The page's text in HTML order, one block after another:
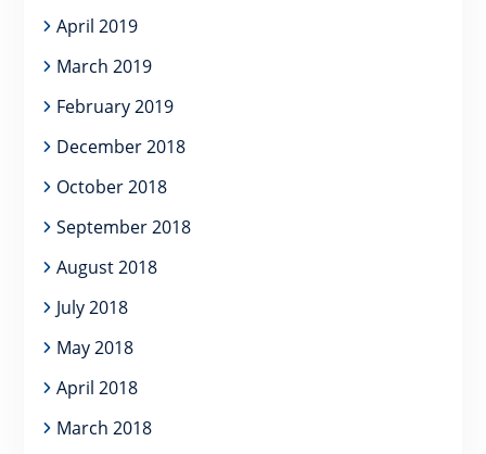
April 2019
March 2019
February 2019
December 2018
October 2018
September 2018
August 2018
July 2018
May 2018
April 2018
March 2018